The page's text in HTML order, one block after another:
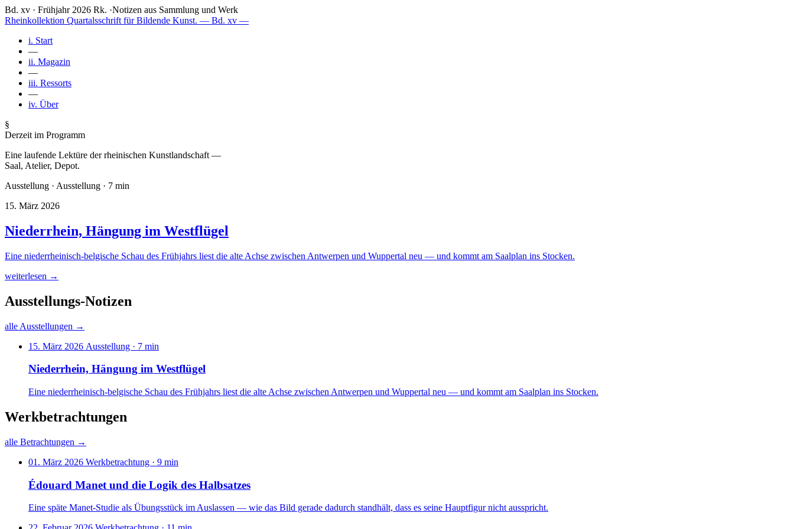
Bd. xv · Frühjahr 2026 Rk. ·Notizen aus Sammlung und Werk
Rheinkollektion Quartalsschrift für Bildende Kunst. — Bd. xv —
i. Start
—
ii. Magazin
—
iii. Ressorts
—
iv. Über
§
Derzeit im Programm
Eine laufende Lektüre der rheinischen Kunstlandschaft —
Saal, Atelier, Depot.
Ausstellung · Ausstellung · 7 min
15. März 2026
Niederrhein, Hängung im Westflügel
Eine niederrheinisch-belgische Schau des Frühjahrs liest die alte Achse zwischen Antwerpen und Wuppertal neu — und kommt am Saalplan ins Stocken.
weiterlesen →
Ausstellungs-Notizen
alle Ausstellungen →
15. März 2026 Ausstellung · 7 min
Niederrhein, Hängung im Westflügel
Eine niederrheinisch-belgische Schau des Frühjahrs liest die alte Achse zwischen Antwerpen und Wuppertal neu — und kommt am Saalplan ins Stocken.
Werkbetrachtungen
alle Betrachtungen →
01. März 2026 Werkbetrachtung · 9 min
Édouard Manet und die Logik des Halbsatzes
Eine späte Manet-Studie als Übungsstück im Auslassen — wie das Bild gerade dadurch standhält, dass es seine Hauptfigur nicht ausspricht.